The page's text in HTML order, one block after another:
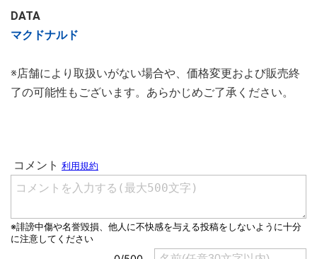
DATA
マクドナルド
※店舗により取扱いがない場合や、価格変更および販売終
了の可能性もございます。あらかじめご了承ください。